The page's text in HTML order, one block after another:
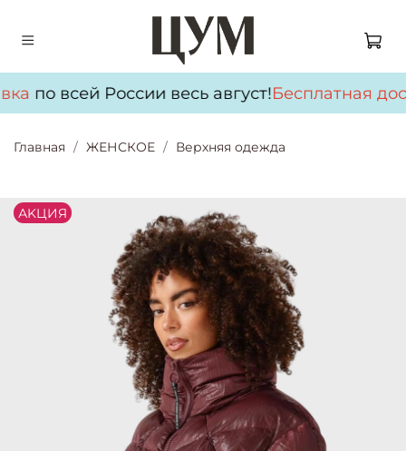
по всей России весь август!Бесплатная
Главная ЖЕНСКОЕ Верхняя одежда
АKЦИЯ